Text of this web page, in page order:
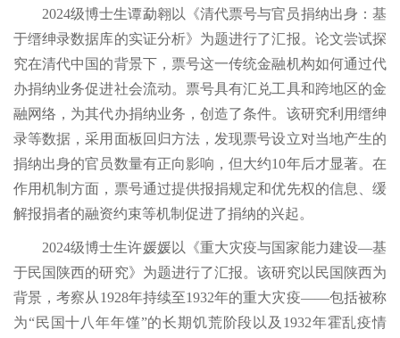
2024级博士生谭勐翱以《清代票号与官员捐纳出身：基
于缙绅录数据库的实证分析》为题进行了汇报。论文尝试探
究在清代中国的背景下，票号这一传统金融机构如何通过代
办捐纳业务促进社会流动。票号具有汇兑工具和跨地区的金
融网络，为其代办捐纳业务，创造了条件。该研究利用缙绅
录等数据，采用面板回归方法，发现票号设立对当地产生的
捐纳出身的官员数量有正向影响，但大约10年后才显著。在
作用机制方面，票号通过提供报捐规定和优先权的信息、缓
解报捐者的融资约束等机制促进了捐纳的兴起。
2024级博士生许媛媛以《重大灾疫与国家能力建设—基
于民国陕西的研究》为题进行了汇报。该研究以民国陕西为
背景，考察从1928年持续至1932年的重大灾疫——包括被称
为“民国十八年年馑”的长期饥荒阶段以及1932年霍乱疫情